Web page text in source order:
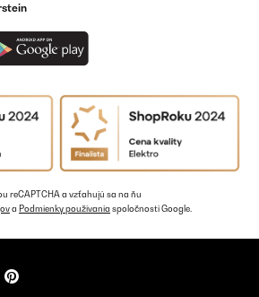
reCAPTCHA a vzťahujú sa na ňu
a Podmienky používania spoločnosti Google.